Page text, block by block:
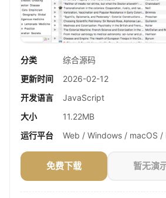
分类
综合源码
更新时间
2026-02-12
开发语言
JavaScript
大小
11.22MB
运行平台
Web / Windows / macOS /
免费下载 暂无演